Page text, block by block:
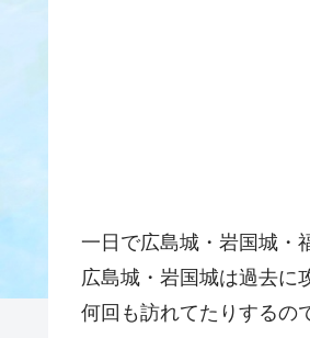
一日で広島城・岩国城・
広島城・岩国城は過去に
何回も訪れてたりするの